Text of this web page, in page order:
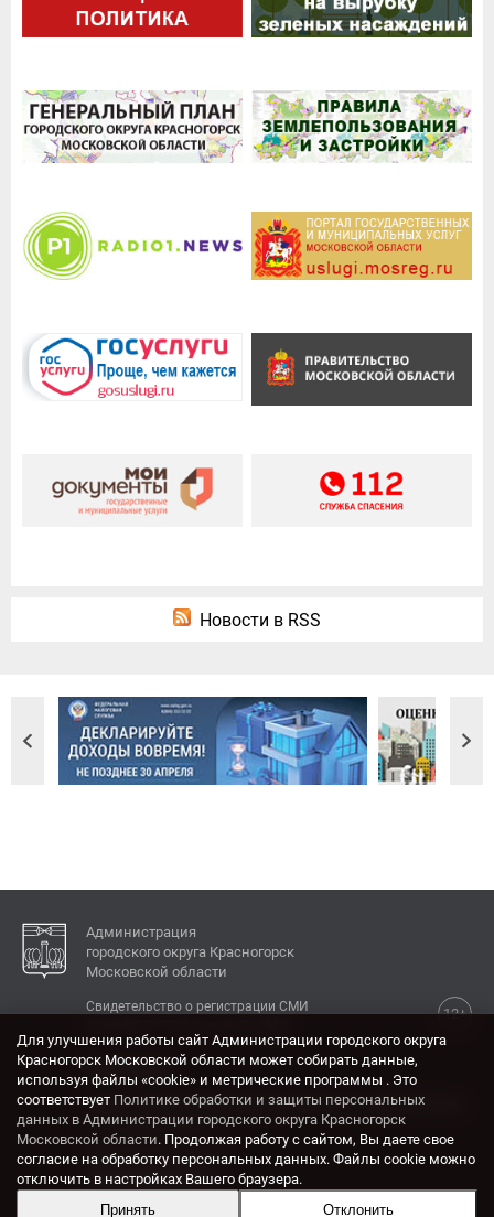
Новости в RSS
Администрация
городского округа Красногорск
Московской области
12+
Свидетельство о регистрации СМИ
КОНТАКТЫ
Адрес: 143404, Московская область, г. Красногорск,
ул. Ленина, дом 4.
Электронная почта:
krasrn@mosreg.ru
Для улучшения работы сайт Администрации городского округа
Красногорск Московской области может собирать данные,
используя файлы «cookie» и метрические программы . Это
соответствует Политике обработки и защиты персональных
данных в Администрации городского округа Красногорск
Московской области. Продолжая работу с сайтом, Вы даете свое
согласие на обработку персональных данных. Файлы cookie можно
отключить в настройках Вашего браузера.
Принять
Отклонить